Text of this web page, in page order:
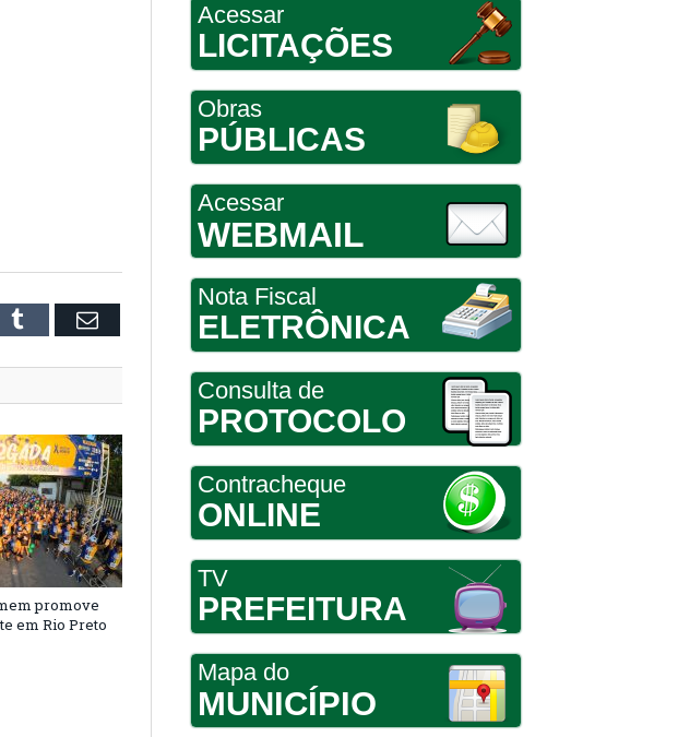
Tumblr Email
promove
em Rio Preto
Acessar
LICITAÇÕES
Obras
PÚBLICAS
Acessar
WEBMAIL
Nota Fiscal
ELETRÔNICA
Consulta de
PROTOCOLO
Contracheque
ONLINE
TV
PREFEITURA
Mapa do
MUNICÍPIO